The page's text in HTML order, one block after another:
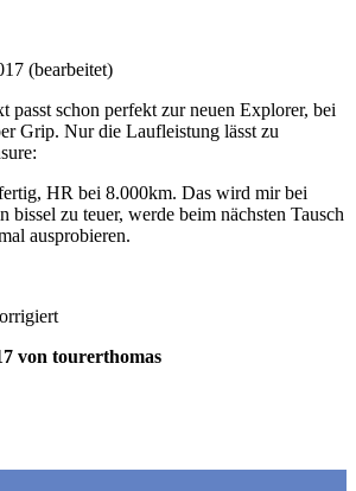
(bearbeitet)
passt schon perfekt zur neuen Explorer, bei
Grip. Nur die Laufleistung lässt zu
HR bei 8.000km. Das wird mir bei
bissel zu teuer, werde beim nächsten Tausch
ausprobieren.
von tourerthomas